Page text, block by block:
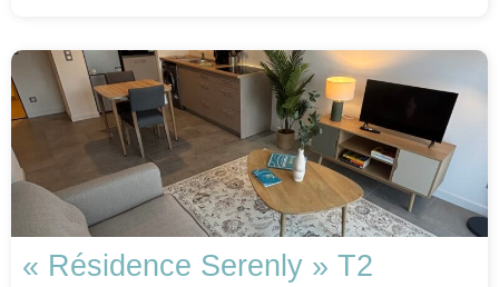
« Résidence Serenly » T2